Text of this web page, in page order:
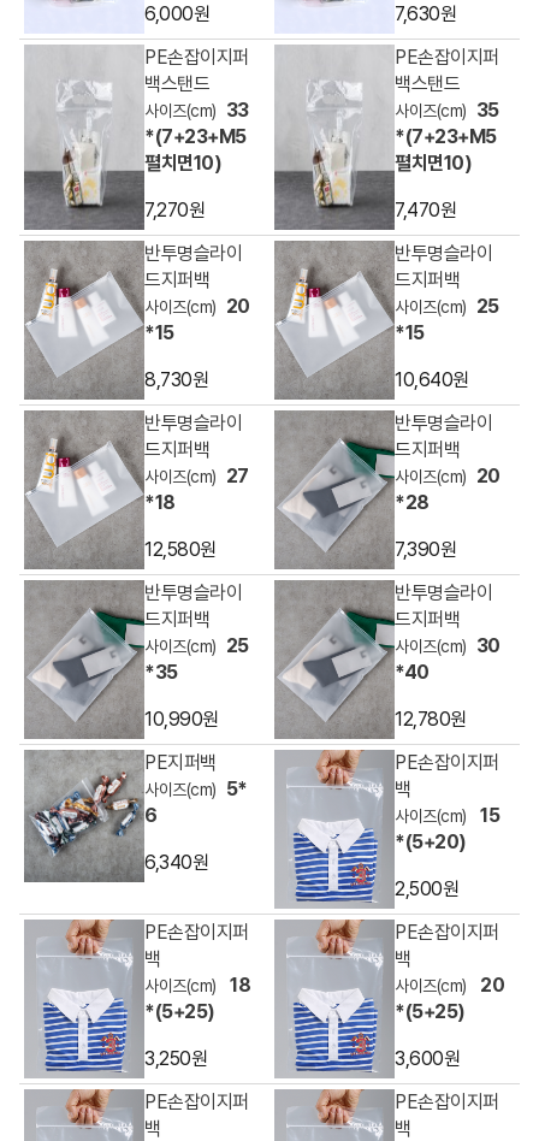
6,000원
7,630원
PE손잡이지퍼
백스탠드
33
*(7+23+M5
펼치면10)
7,270원
PE손잡이지퍼
백스탠드
35
*(7+23+M5
펼치면10)
7,470원
반투명슬라이
드지퍼백
20
*15
8,730원
반투명슬라이
드지퍼백
25
*15
10,640원
반투명슬라이
드지퍼백
27
*18
12,580원
반투명슬라이
드지퍼백
20
*28
7,390원
반투명슬라이
드지퍼백
25
*35
10,990원
반투명슬라이
드지퍼백
30
*40
12,780원
PE지퍼백
5*
6
6,340원
PE손잡이지퍼
백
15
*(5+20)
2,500원
PE손잡이지퍼
백
18
*(5+25)
3,250원
PE손잡이지퍼
백
20
*(5+25)
3,600원
PE손잡이지퍼
백
PE손잡이지퍼
백